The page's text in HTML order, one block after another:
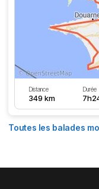
Distance
349 km
Durée
Toutes les balades